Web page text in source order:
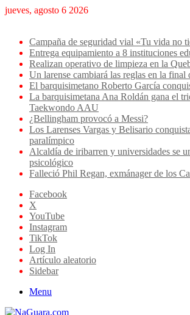
jueves, agosto 6 2026
Campaña de seguridad vial «Tu vida no
Entrega equipamiento a 8 instituciones
Realizan operativo de limpieza en la
Un larense cambiará las reglas en la final
El barquisimetano Roberto García
La barquisimetana Ana Roldán gana el
Taekwondo AAU
¿Bellingham provocó a Messi?
Los Larenses Vargas y Belisario
paralímpico
Alcaldía de iribarren y universidades se
psicológico
Falleció Phil Regan, exmánager de los
Facebook
X
YouTube
Instagram
TikTok
Log In
Artículo aleatorio
Sidebar
Menu